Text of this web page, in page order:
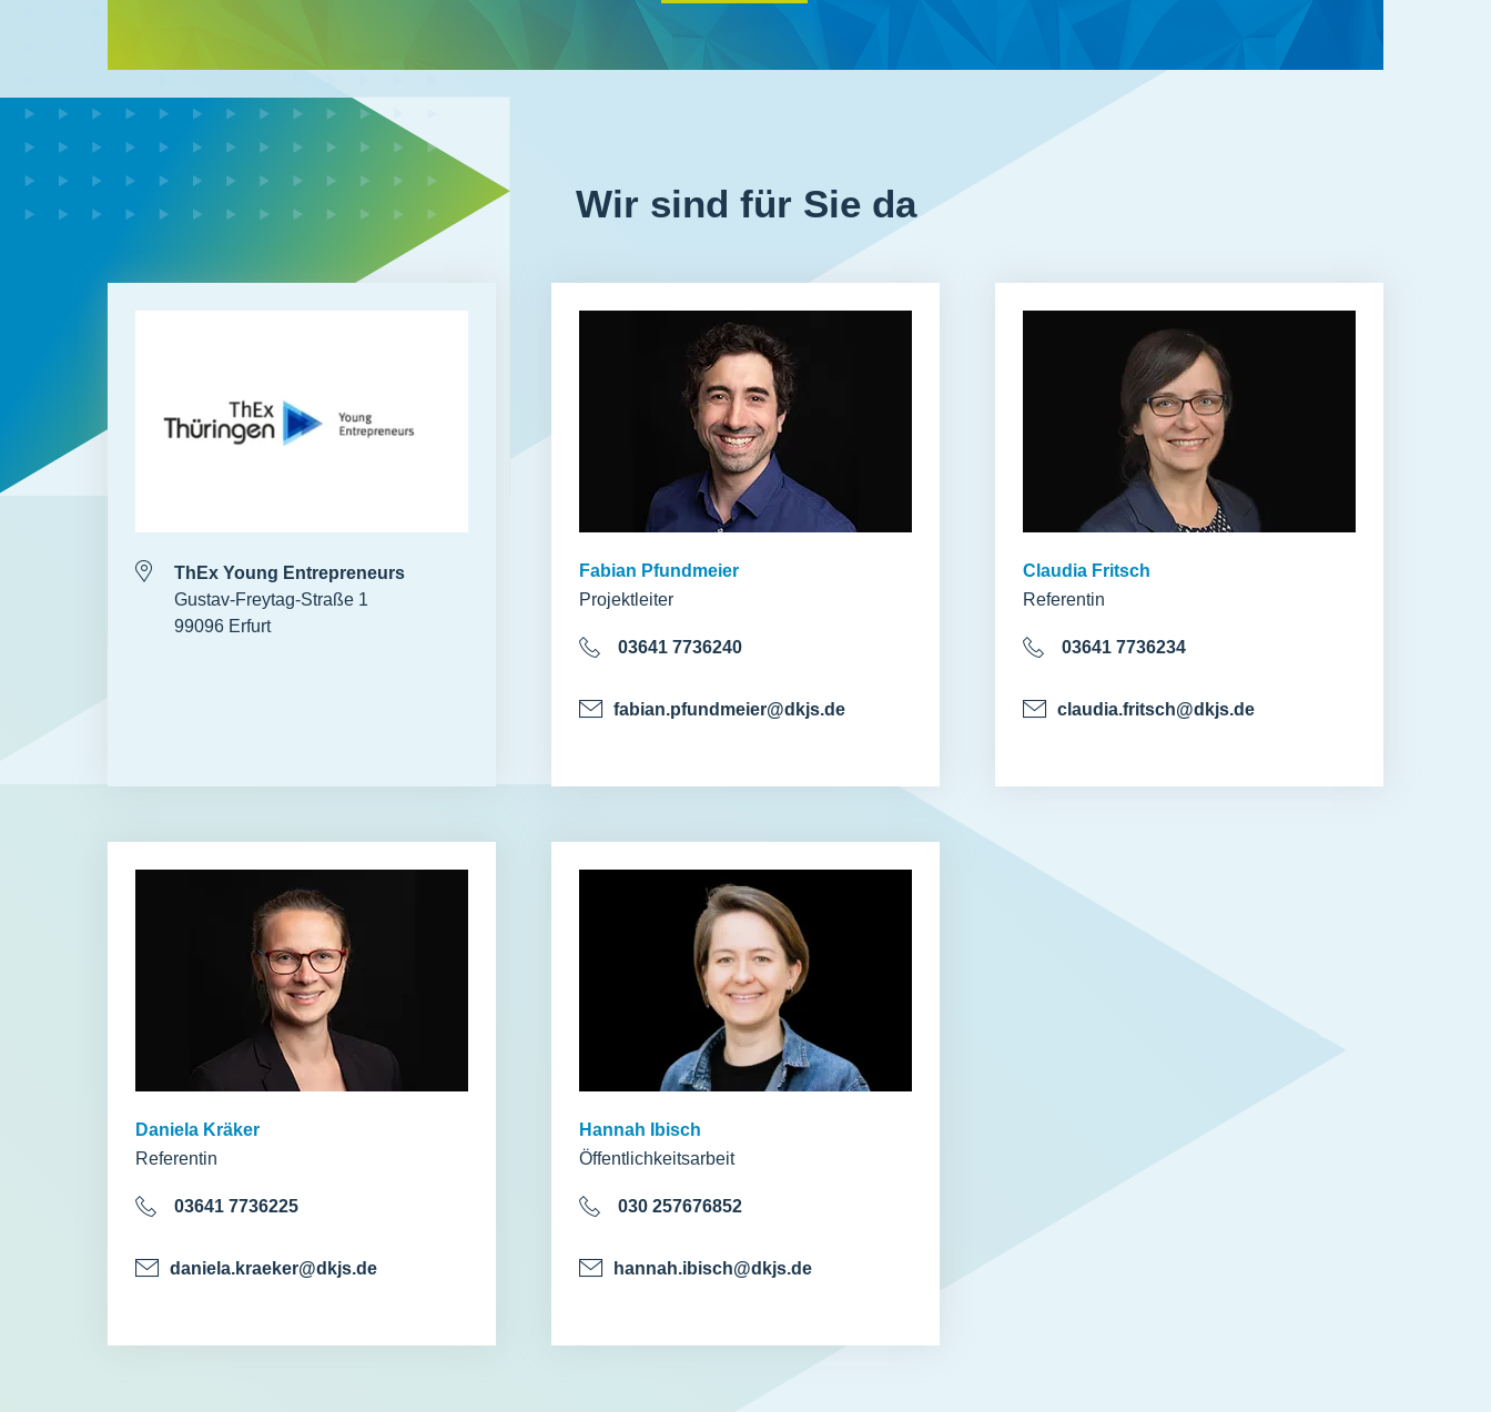
Wir sind für Sie da
ThEx Young Entrepreneurs
Gustav-Freytag-Straße 1
99096 Erfurt
Fabian Pfundmeier
Projektleiter
03641 7736240
fabian.pfundmeier@dkjs.de
Claudia Fritsch
Referentin
03641 7736234
claudia.fritsch@dkjs.de
Daniela Kräker
Referentin
03641 7736225
daniela.kraeker@dkjs.de
Hannah Ibisch
Öffentlichkeitsarbeit
030 257676852
hannah.ibisch@dkjs.de